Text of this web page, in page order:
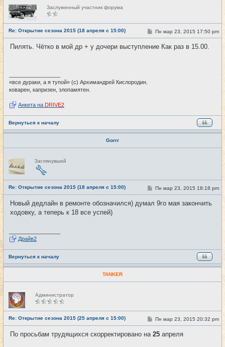
Н
е
в
е
т
и
Заслуженный участник форума
Re: Открытие сезона 2015 (18 апреля с 15:00) #2
С
о
б
Пн мар 23, 2015 17:50 pm
Пилять. Чётко в мой др + у дочери выступление Как раз в 15.00.
«все дураки, а я тупой» (с) Архимандрей Кислородин.
коварен, капризен, злопамятен.
Анкета на DRIVE2
Вернуться к началу
Gorrr
Н
е
в
с
е
т
и
Заглянувший
Re: Открытие сезона 2015 (18 апреля с 15:00) #3
С
о
б
Пн мар 23, 2015 18:18 pm
Новый дедлайн в ремонте обозначился) думал 9го мая закончить
ходовку, а теперь к 18 все успей)
Драйв2
Вернуться к началу
TANKER
Н
е
в
с
е
т
и
Администратор
Re: Открытие сезона 2015 (25 апреля с 15:00) #4
С
о
о
б
Пн мар 23, 2015 20:32 pm
По просьбам трудящихся скорректировано на 25 апреля